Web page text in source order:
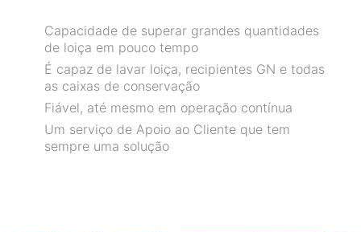
Capacidade de superar grandes quantidades
de loiça em pouco tempo
É capaz de lavar loiça, recipientes GN e todas
as caixas de conservação
Fiável, até mesmo em operação contínua
Um serviço de Apoio ao Cliente que tem
sempre uma solução